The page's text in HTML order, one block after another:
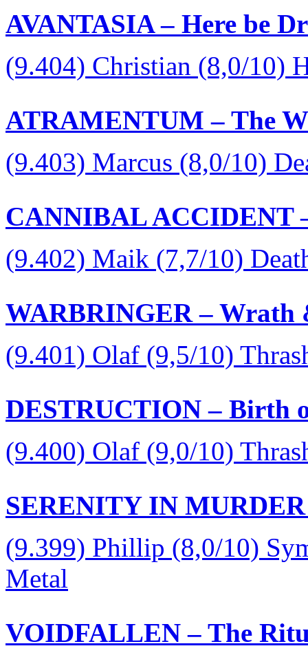
AVANTASIA – Here be
(9.404) Christian (8,0/10)
ATRAMENTUM – The
(9.403) Marcus (8,0/10)
CANNIBAL ACCIDENT
(9.402) Maik (7,7/10)
WARBRINGER – Wrath
(9.401) Olaf (9,5/10)
DESTRUCTION – Birth
(9.400) Olaf (9,0/10)
SERENITY IN MURDER
(9.399) Phillip (8,0/10)
Metal
VOIDFALLEN – The